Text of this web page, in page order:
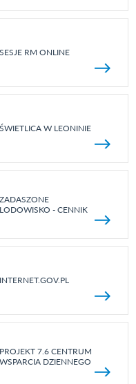
SESJE RM ONLINE
ŚWIETLICA W LEONINIE
ZADASZONE
LODOWISKO - CENNIK
INTERNET.GOV.PL
PROJEKT 7.6 CENTRUM
WSPARCIA DZIENNEGO